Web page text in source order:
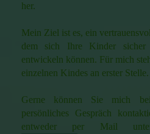
her.
Mein Ziel ist es, ein
dem sich Ihre Kinder sicher
entwickeln können. Für mich
einzelnen Kindes an erster Stelle.
Gerne können Sie mich
persönliches Gespräch
entweder per Mail